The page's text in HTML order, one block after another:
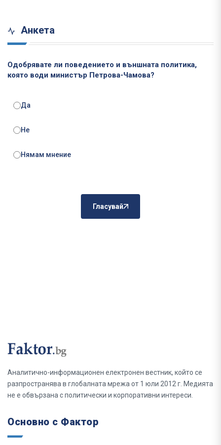
Анкета
Одобрявате ли поведението и външната политика,
която води министър Петрова-Чамова?
Да
Не
Нямам мнение
Гласувай
Аналитично-информационен електронен вестник, който се
разпространява в глобалната мрежа от 1 юли 2012 г. Медията
не е обвързана с политически и корпоративни интереси.
Основно с Фактор